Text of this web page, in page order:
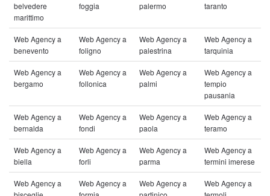
belvedere
marittimo
foggia
palermo
taranto
Web Agency a
benevento
Web Agency a
foligno
Web Agency a
palestrina
Web Agency a
tarquinia
Web Agency a
bergamo
Web Agency a
follonica
Web Agency a
palmi
Web Agency a
tempio
pausania
Web Agency a
bernalda
Web Agency a
fondi
Web Agency a
paola
Web Agency a
teramo
Web Agency a
biella
Web Agency a
forli
Web Agency a
parma
Web Agency a
termini imerese
Web Agency a
Web Agency a
Web Agency a
Web Agency a